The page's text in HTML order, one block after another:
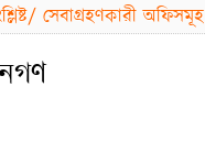
সেবাগ্রহণকারী অফিসমূহ